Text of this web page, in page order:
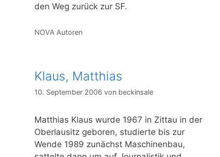
den Weg zurück zur SF.
Kategorien
NOVA Autoren
Klaus, Matthias
10. September 2006 von beckinsale
Matthias Klaus wurde 1967 in Zittau in der
Oberlausitz geboren, studierte bis zur
Wende 1989 zunächst Maschinenbau,